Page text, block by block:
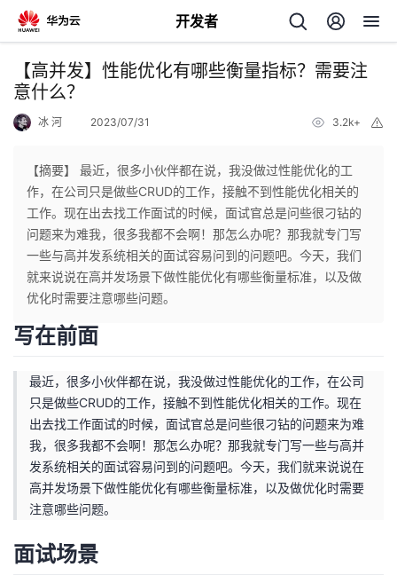
开发者
返
回
个
人
主
页
我
的
开
发
者
我
的
博
我
的
我
【高并发】性能优化有哪些衡量指标？需要注
意什么？
冰 河 2023/07/31 3.2k+
【摘要】 最近，很多小伙伴都在说，我没做过性能优化的工
作，在公司只是做些CRUD的工作，接触不到性能优化相关的
工作。现在出去找工作面试的时候，面试官总是问些很刁钻的
问题来为难我，很多我都不会啊！那怎么办呢？那我就专门写
一些与高并发系统相关的面试容易问到的问题吧。今天，我们
就来说说在高并发场景下做性能优化有哪些衡量标准，以及做
优化时需要注意哪些问题。
写在前面
最近，很多小伙伴都在说，我没做过性能优化的工作，在公司
只是做些CRUD的工作，接触不到性能优化相关的工作。现在
出去找工作面试的时候，面试官总是问些很刁钻的问题来为难
我，很多我都不会啊！那怎么办呢？那我就专门写一些与高并
发系统相关的面试容易问到的问题吧。今天，我们就来说说在
高并发场景下做性能优化有哪些衡量标准，以及做优化时需要
注意哪些问题。
面试场景